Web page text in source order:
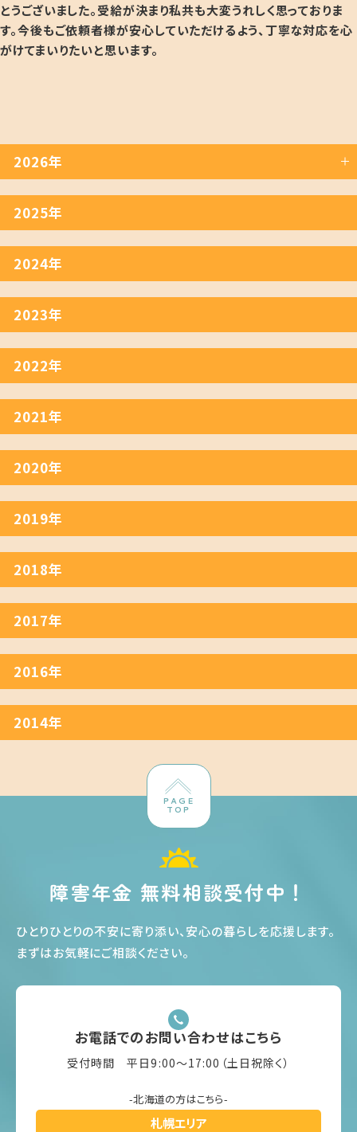
とうございました。受給が決まり私共も大変うれしく思っておりま
す。今後もご依頼者様が安心していただけるよう、丁寧な対応を心
がけてまいりたいと思います。
2026年
2025年
2024年
2023年
2022年
2021年
2020年
2019年
2018年
2017年
2016年
2014年
PAGE
TOP
障害年金 無料相談受付中！
ひとりひとりの不安に寄り添い、安心の暮らしを応援します。
まずはお気軽にご相談ください。
お電話でのお問い合わせはこちら
受付時間 平日9:00〜17:00（土日祝除く）
-北海道の方はこちら-
札幌エリア